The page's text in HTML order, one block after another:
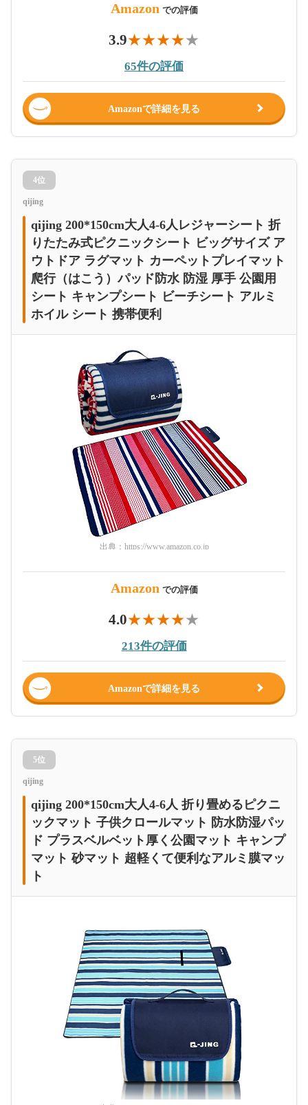
Amazon での評価
3.9
65件の評価
Amazonで詳細を見る
4位
qijing
qijing 200*150cm大人4-6人レジャーシート 折
りたたみ式ピクニックシート ビッグサイズ ア
ウトドア ラグマット カーペットプレイマット
爬行（はこう）パッド防水 防湿 厚手 公園用
シート キャンプシート ビーチシート アルミ
ホイル シート 携帯便利
出典： https://www.amazon.co.jp
Amazon での評価
4.0
213件の評価
Amazonで詳細を見る
5位
qijing
qijing 200*150cm大人4-6人 折り畳めるピクニ
ックマット 子供クロールマット 防水防湿パッ
ド プラスベルベット厚く公園マット キャンプ
マット 砂マット 超軽くて便利なアルミ膜マッ
ト